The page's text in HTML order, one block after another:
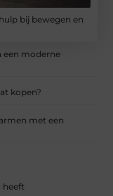
bij bewegen en
een moderne
kopen?
met een
heeft